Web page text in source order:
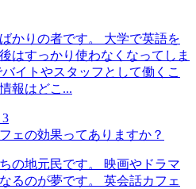
かりの者です。 大学で英語を
はすっかり使わなくなってしま
イトやスタッフとして働くこ
報はどこ...
3
ェの効果ってありますか？
の地元民です。 映画やドラマ
るのが夢です。 英会話カフェ